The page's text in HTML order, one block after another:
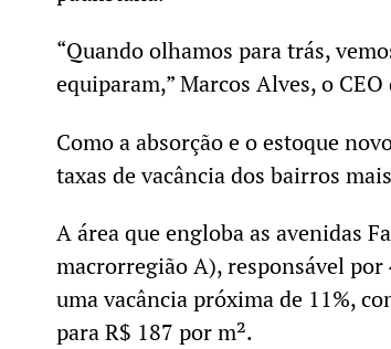
“Quando olhamos para trás,
equiparam,” Marcos Alves, o
Como a absorção e o estoque
taxas de vacância dos bairros
A área que engloba as avenidas
macrorregião A), responsável
uma vacância próxima de 11%,
para R$ 187 por m².